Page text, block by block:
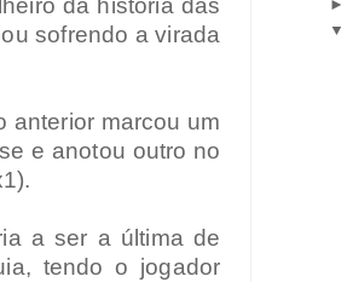
da história das
sofrendo a virada
anterior marcou um
e anotou outro no
a ser a última de
tendo o jogador
►
▼